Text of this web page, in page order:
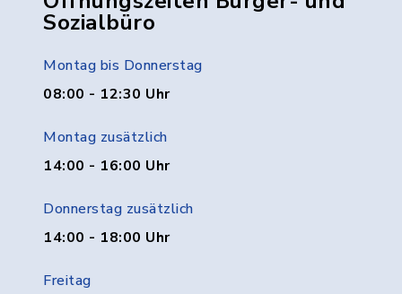
Sozialbüro
Montag bis Donnerstag
08:00 - 12:30 Uhr
Montag zusätzlich
14:00 - 16:00 Uhr
Donnerstag zusätzlich
14:00 - 18:00 Uhr
Freitag